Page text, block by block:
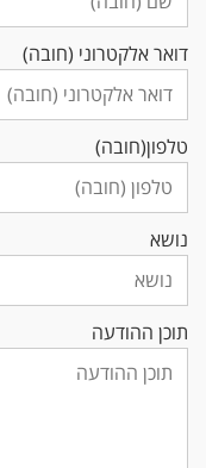
דואר אלקטרוני (חובה)
טלפון(חובה)
נושא
תוכן ההודעה